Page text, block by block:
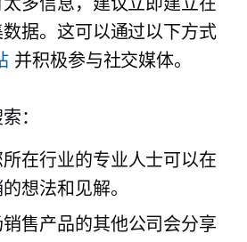
据。这可以通过以下方式
并积极参与社交媒体。
：
在行业的专业人士可以在
想法和见解。
售产品的其他公司会分享